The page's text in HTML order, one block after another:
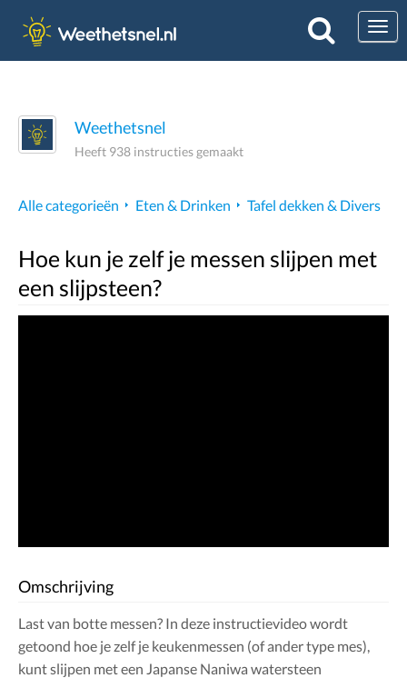
Weethetsnel
Heeft 938 instructies gemaakt
Alle categorieën Eten & Drinken Tafel dekken & Divers
Hoe kun je zelf je messen slijpen met
een slijpsteen?
Omschrijving
Last van botte messen? In deze instructievideo wordt
getoond hoe je zelf je keukenmessen (of ander type mes),
kunt slijpen met een Japanse Naniwa watersteen